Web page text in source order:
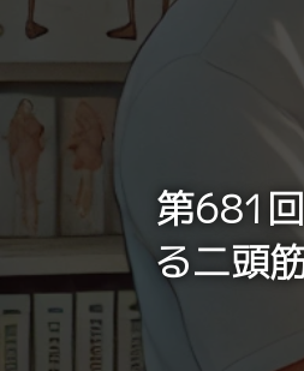
第681
る二頭